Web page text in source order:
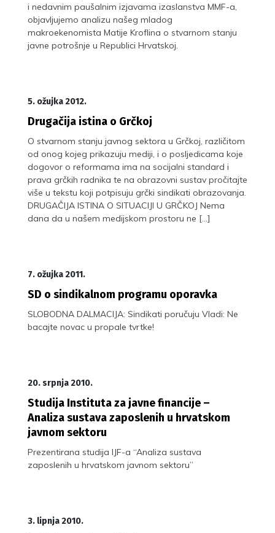
i nedavnim paušalnim izjavama izaslanstva MMF-a,
objavljujemo analizu našeg mladog
makroekenomista Matije Kroflina o stvarnom stanju
javne potrošnje u Republici Hrvatskoj.
5. ožujka 2012.
Drugačija istina o Grčkoj
O stvarnom stanju javnog sektora u Grčkoj, različitom
od onog kojeg prikazuju mediji, i o posljedicama koje
dogovor o reformama ima na socijalni standard i
prava grčkih radnika te na obrazovni sustav pročitajte
više u tekstu koji potpisuju grčki sindikati obrazovanja.
DRUGAČIJA ISTINA O SITUACIJI U GRČKOJ Nema
dana da u našem medijskom prostoru ne […]
7. ožujka 2011.
SD o sindikalnom programu oporavka
SLOBODNA DALMACIJA: Sindikati poručuju Vladi: Ne
bacajte novac u propale tvrtke!
20. srpnja 2010.
Studija Instituta za javne financije –
Analiza sustava zaposlenih u hrvatskom
javnom sektoru
Prezentirana studija IJF-a “Analiza sustava
zaposlenih u hrvatskom javnom sektoru”
3. lipnja 2010.